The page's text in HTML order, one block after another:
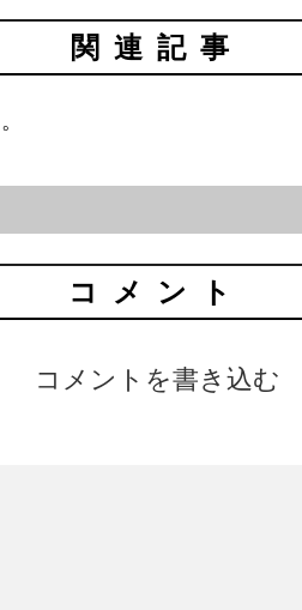
関連記事
コメント
コメントを書き込む